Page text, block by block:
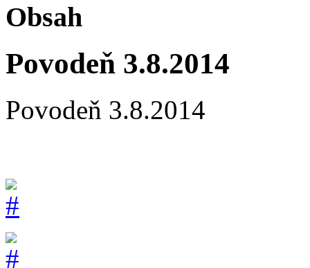
Obsah
Povodeň 3.8.2014
Povodeň 3.8.2014